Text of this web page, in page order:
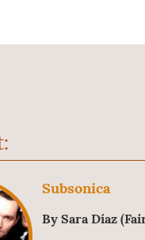
Subsonica
By Sara Díaz